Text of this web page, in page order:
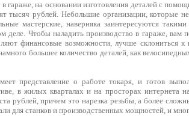
гараже, на основании изготовления деталей с
тысяч рублей. Небольшие организации, которые
мастерские, наверняка заинтересуются
деле. Чтобы наладить производство в гараже, вам
финансовые возможности, лучше склониться к
большее количество деталей, как
представление о работе токаря, и готов
в жилых кварталах и на просторах интернета
ста рублей, причем это нарезка резьбы, а более
для станков и производственных мощностей, и